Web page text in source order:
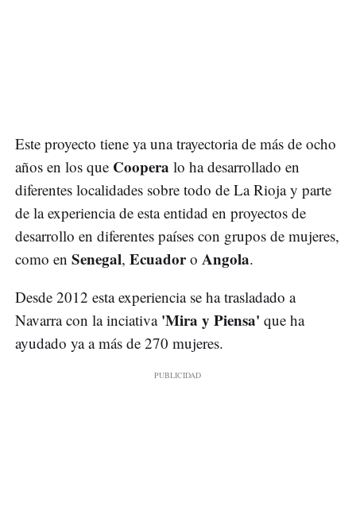
Este proyecto tiene ya una trayectoria de más de ocho
años en los que Coopera lo ha desarrollado en
diferentes localidades sobre todo de La Rioja y parte
de la experiencia de esta entidad en proyectos de
desarrollo en diferentes países con grupos de mujeres,
como en Senegal, Ecuadoro Angola.
Desde 2012 esta experiencia se ha trasladado a
Navarra con la inciativa 'Mira y Piensa' que ha
ayudado ya a más de 270 mujeres.